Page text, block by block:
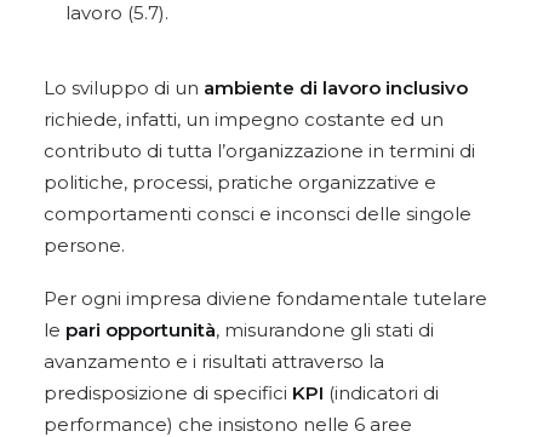
lavoro (5.7).
Lo sviluppo di un ambiente di lavoro inclusivo
richiede, infatti, un impegno costante ed un
contributo di tutta l’organizzazione in termini di
politiche, processi, pratiche organizzative e
comportamenti consci e inconsci delle singole
persone.
Per ogni impresa diviene fondamentale tutelare
le pari opportunità, misurandone gli stati di
avanzamento e i risultati attraverso la
predisposizione di specifici KPI (indicatori di
performance) che insistono nelle 6 aree